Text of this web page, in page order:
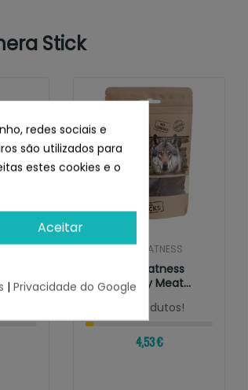
Stick
NATURAL GREATNESS
Natural Greatness
Snacks Only Meat
Chicken Strips
¡Últimas produtos!
4,53 €
redes sociais e
são utilizados para
estes cookies e o
Aceitar
| Privacidade do Google